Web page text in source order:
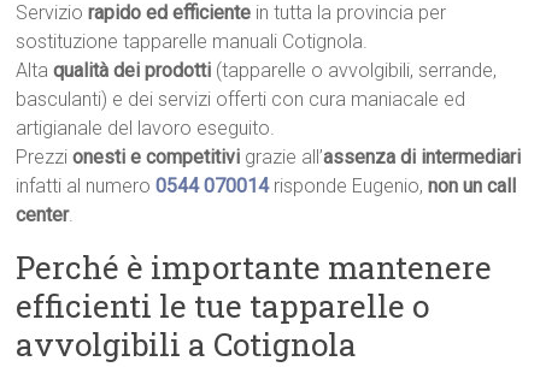
Serviziorapido ed efficiente in tutta la provincia per
sostituzione tapparelle manuali Cotignola.
Altaqualità dei prodotti (tapparelle o avvolgibili, serrande,
basculanti) e dei servizi offerti con cura maniacale ed
artigianale del lavoro eseguito.
Prezzionesti e competitivi grazie all’assenza di intermediari
infatti al numero0544 070014 risponde Eugenio,non un call
center.
Perché è importante mantenere
efficienti le tue tapparelle o
avvolgibili a Cotignola